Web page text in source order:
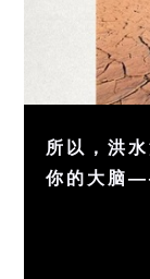
所以，洪
你的大脑